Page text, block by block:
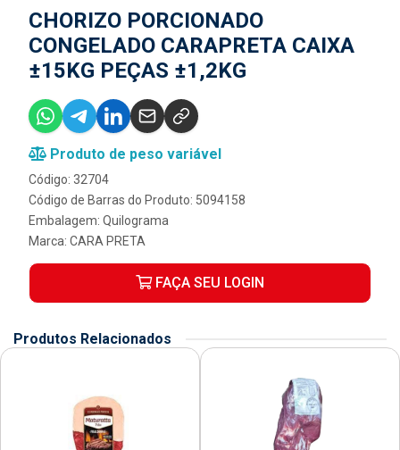
CHORIZO PORCIONADO
CONGELADO CARAPRETA CAIXA
±15KG PEÇAS ±1,2KG
Produto de peso variável
Código: 32704
Código de Barras do Produto: 5094158
Embalagem: Quilograma
Marca: CARA PRETA
FAÇA SEU LOGIN
Produtos Relacionados